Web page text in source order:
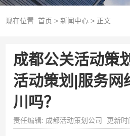
现在位置: 首页 > 新闻中心> 正文
成都公关活动策
活动策划|服务网
川吗？
责任编辑: 成都活动策划公司 更新时